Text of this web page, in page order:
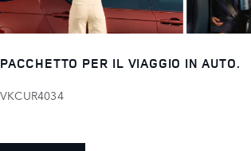
PACCHETTO PER IL VIAGGIO IN AUTO.
VKCUR4034